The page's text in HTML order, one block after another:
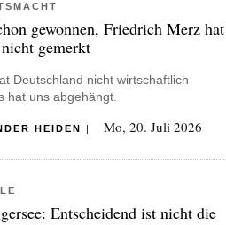
gewonnen, Friedrich Merz hat
gemerkt
Deutschland nicht wirtschaftlich
hat uns abgehängt.
HEIDEN | Mo, 20. Juli 2026
Entscheidend ist nicht die